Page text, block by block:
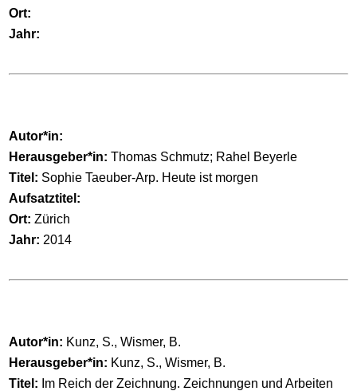
Ort:
Jahr:
Autor*in:
Herausgeber*in: Thomas Schmutz; Rahel Beyerle
Titel: Sophie Taeuber-Arp. Heute ist morgen
Aufsatztitel:
Ort: Zürich
Jahr: 2014
Autor*in: Kunz, S., Wismer, B.
Herausgeber*in: Kunz, S., Wismer, B.
Titel: Im Reich der Zeichnung. Zeichnungen und Arbeiten